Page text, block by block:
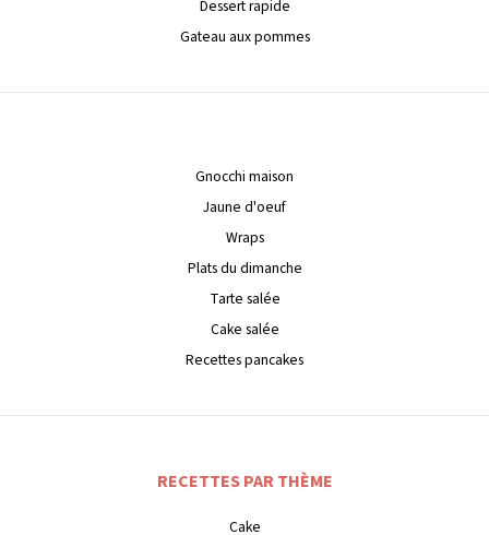
Dessert rapide
Gateau aux pommes
Gnocchi maison
Jaune d'oeuf
Wraps
Plats du dimanche
Tarte salée
Cake salée
Recettes pancakes
RECETTES PAR THÈME
Cake